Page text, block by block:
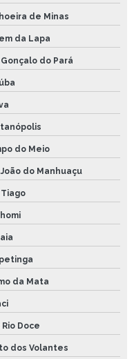
de Minas
da Lapa
do Pará
do Meio
do Manhuaçu
da Mata
Doce
dos Volantes